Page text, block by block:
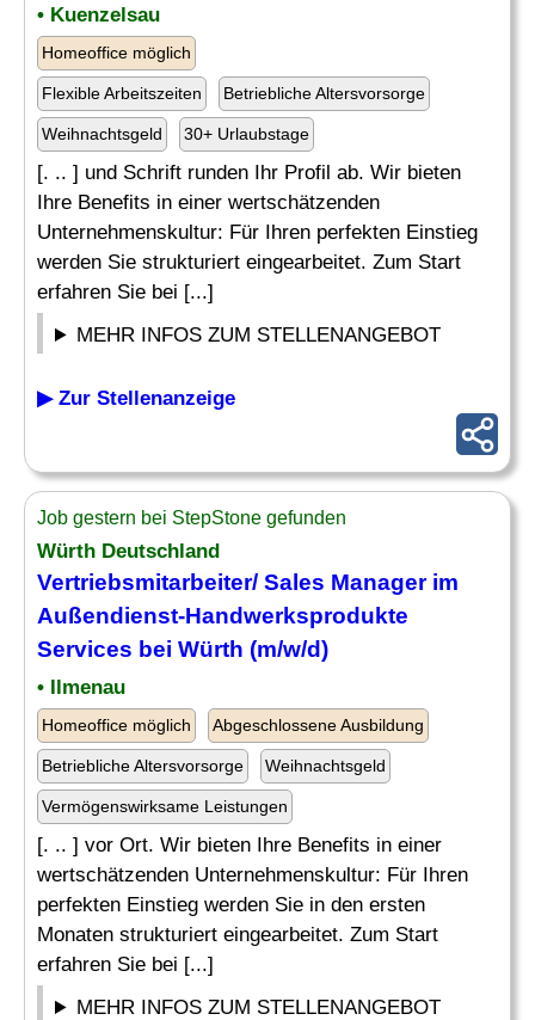
• Kuenzelsau
Homeoffice möglich
Flexible Arbeitszeiten Betriebliche Altersvorsorge
Weihnachtsgeld 30+ Urlaubstage
[. .. ] und Schrift runden Ihr Profil ab. Wir bieten
Ihre Benefits in einer wertschätzenden
Unternehmenskultur: Für Ihren perfekten Einstieg
werden Sie strukturiert eingearbeitet. Zum Start
erfahren Sie bei [...]
MEHR INFOS ZUM STELLENANGEBOT
▶ Zur Stellenanzeige
Job gestern bei StepStone gefunden
Würth Deutschland
Vertriebsmitarbeiter/ Sales Manager im
Außendienst-Handwerksprodukte
Services bei Würth (m/w/d)
• Ilmenau
Homeoffice möglich Abgeschlossene Ausbildung
Betriebliche Altersvorsorge Weihnachtsgeld
Vermögenswirksame Leistungen
[. .. ] vor Ort. Wir bieten Ihre Benefits in einer
wertschätzenden Unternehmenskultur: Für Ihren
perfekten Einstieg werden Sie in den ersten
Monaten strukturiert eingearbeitet. Zum Start
erfahren Sie bei [...]
MEHR INFOS ZUM STELLENANGEBOT